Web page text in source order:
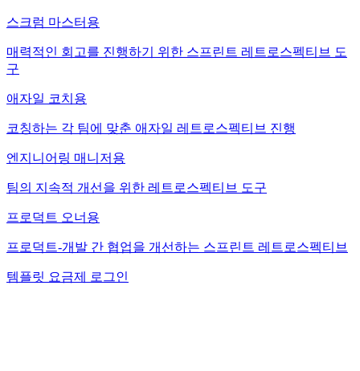
스크럼 마스터용
매력적인 회고를 진행하기 위한 스프린트 레트로스펙티브 도
구
애자일 코치용
코칭하는 각 팀에 맞춘 애자일 레트로스펙티브 진행
엔지니어링 매니저용
팀의 지속적 개선을 위한 레트로스펙티브 도구
프로덕트 오너용
프로덕트-개발 간 협업을 개선하는 스프린트 레트로스펙티브
템플릿 요금제 로그인